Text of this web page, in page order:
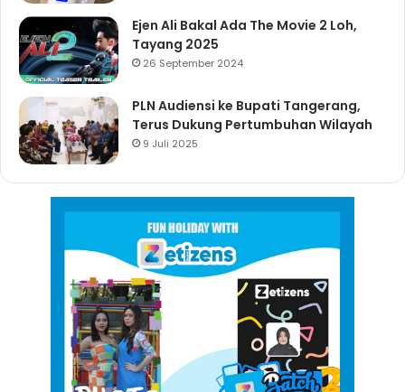
Ejen Ali Bakal Ada The Movie 2 Loh,
Tayang 2025
26 September 2024
PLN Audiensi ke Bupati Tangerang,
Terus Dukung Pertumbuhan Wilayah
9 Juli 2025